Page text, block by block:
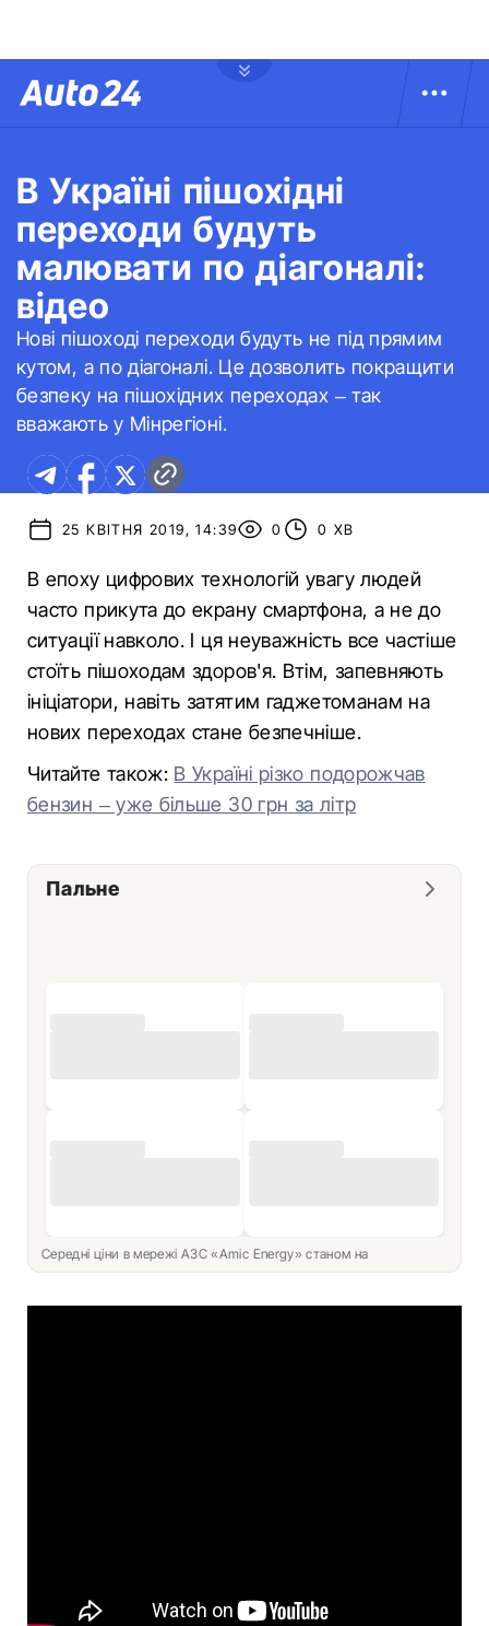
В Україні пішохідні
переходи будуть
малювати по діагоналі:
відео
Нові пішоході переходи будуть не під прямим
кутом, а по діагоналі. Це дозволить покращити
безпеку на пішохідних переходах – так
вважають у Мінрегіоні.
25 КВІТНЯ 2019, 14:39 0 0 ХВ
В епоху цифрових технологій увагу людей
часто прикута до екрану смартфона, а не до
ситуації навколо. І ця неуважність все частіше
стоїть пішоходам здоров'я. Втім, запевняють
ініціатори, навіть затятим гаджетоманам на
нових переходах стане безпечніше.
Читайте також: В Україні різко подорожчав
бензин – уже більше 30 грн за літр
Пальне
Середні ціни в мережі АЗС «Amic Energy» станом на